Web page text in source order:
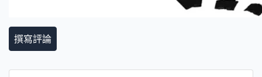
撰寫評論